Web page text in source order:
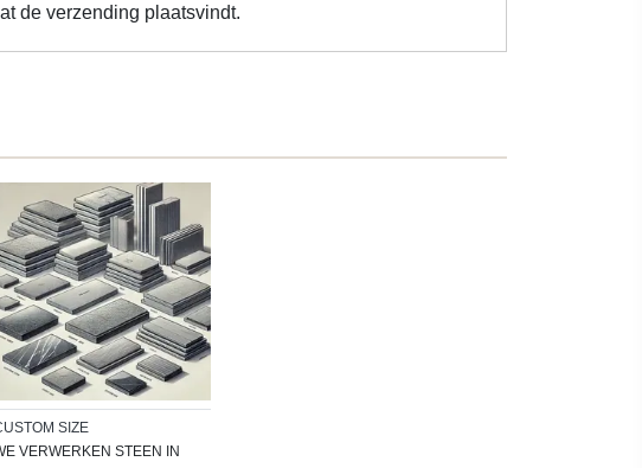
de verzending plaatsvindt.
SIZE
VERWERKEN STEEN IN